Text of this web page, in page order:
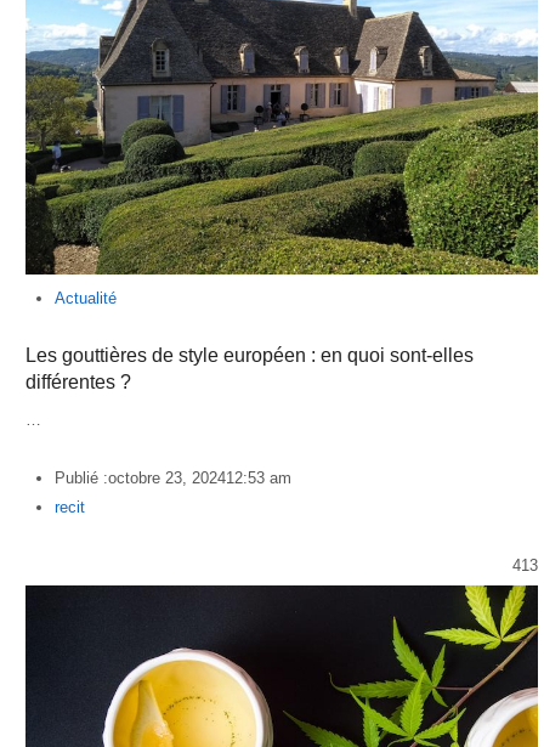
Actualité
Les gouttières de style européen : en quoi sont-elles
différentes ?
…
Publié :octobre 23, 202412:53 am
Author
recit
413